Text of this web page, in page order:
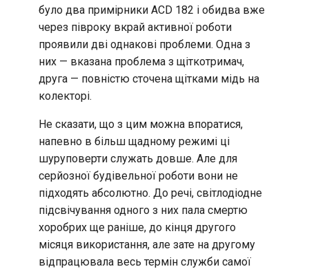
було два примірники ACD 182 і обидва вже
через півроку вкрай активної роботи
проявили дві однакові проблеми. Одна з
них — вказана проблема з щіткотримач,
друга — повністю сточена щітками мідь на
колекторі.
Не сказати, що з цим можна впоратися,
напевно в більш щадному режимі ці
шуруповерти служать довше. Але для
серйозної будівельної роботи вони не
підходять абсолютно. До речі, світлодіодне
підсвічування одного з них пала смертю
хоробрих ще раніше, до кінця другого
місяця використання, але зате на другому
відпрацювала весь термін служби самої